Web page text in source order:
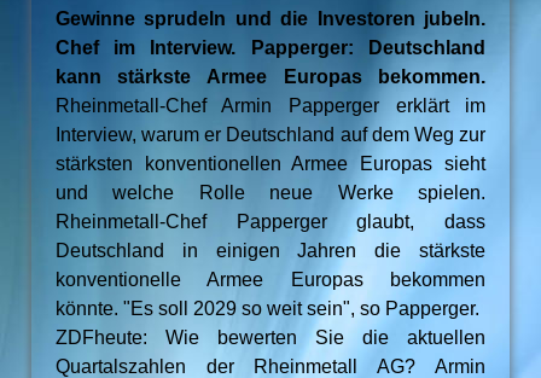
Gewinne sprudeln und die Investoren jubeln.
Chef im Interview. Papperger: Deutschland
kann stärkste Armee Europas bekommen.
Rheinmetall-Chef Armin Papperger erklärt im
Interview, warum er Deutschland auf dem Weg zur
stärksten konventionellen Armee Europas sieht
und welche Rolle neue Werke spielen.
Rheinmetall-Chef Papperger glaubt, dass
Deutschland in einigen Jahren die stärkste
konventionelle Armee Europas bekommen
könnte. "Es soll 2029 so weit sein", so Papperger.
ZDFheute: Wie bewerten Sie die aktuellen
Quartalszahlen der Rheinmetall AG? Armin